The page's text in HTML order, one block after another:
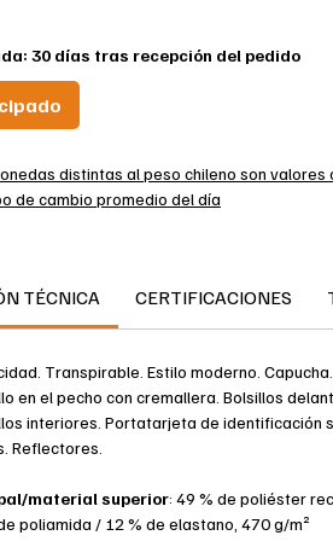
30 días tras recepción del pedido
distintas al peso chileno son valores
de cambio promedio del día
le proporciona la máxima libertad de
que acompaña los movimientos de la
superficie repelente al agua y la suciedad.
TÉCNICA CERTIFICACIONES
Transpirable. Estilo moderno.
en el pecho con cremallera. Bolsillos
interiores. Portatarjeta de identificación
Reflectores.
material superior: 49 % de poliéster
poliamida / 12 % de elastano, 470 g/m²